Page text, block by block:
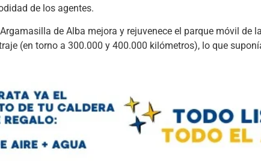
de los agentes.
de Alba mejora y rejuvenece el parque móvil de
(en torno a 300.000 y 400.000 kilómetros), lo que